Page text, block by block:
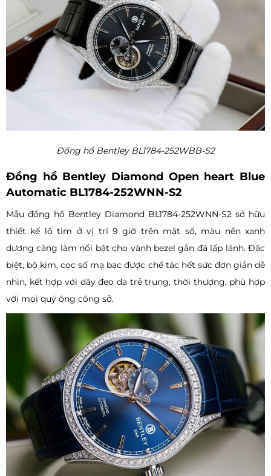
Đồng hồ Bentley BL1784-252WBB-S2
Đồng hồ Bentley Diamond Open heart Blue
Automatic BL1784-252WNN-S2
Mẫu đồng hồ Bentley Diamond BL1784-252WNN-S2 sở hữu
thiết kế lộ tim ở vị trí 9 giờ trên mặt số, màu nền xanh
dương càng làm nổi bật cho vành bezel gắn đá lấp lánh. Đặc
biệt, bộ kim, cọc số mạ bạc được chế tác hết sức đơn giản dễ
nhìn, kết hợp với dây đeo da trẻ trung, thời thượng, phù hợp
với mọi quý ông công sở.